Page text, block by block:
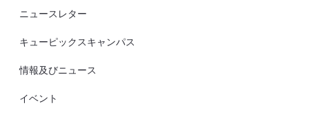
ニュースレター
キューピックスキャンパス
情報及びニュース
イベント